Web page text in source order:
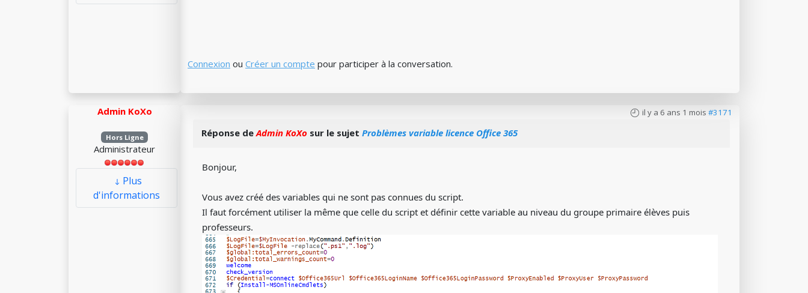
Connexion ou Créer un compte pour participer à la conversation.
Admin KoXo
Hors Ligne
Administrateur
Plus
d'informations
il y a 6 ans 1 mois #3171
Réponse deAdmin KoXo sur le sujet Problèmes variable licence Office 365
Bonjour,
Vous avez créé des variables qui ne sont pas connues du script.
Il faut forcément utiliser la même que celle du script et définir cette variable au niveau du groupe primaire élèves puis
professeurs.